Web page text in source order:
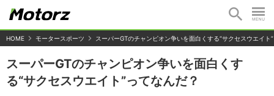
HOME モータースポーツ スーパーGTのチャンピオン争いを面白くする“サクセスウエイト
スーパーGTのチャンピオン争いを面白くす
る“サクセスウエイト”ってなんだ？